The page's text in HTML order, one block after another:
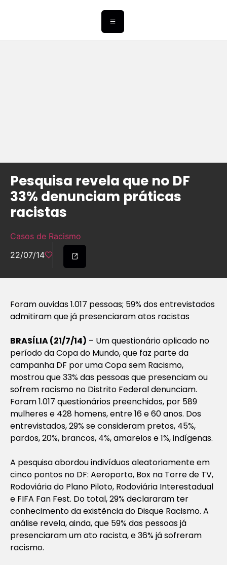
Pesquisa revela que no DF
33% denunciam práticas
racistas
Casos de Racismo
22/07/14
Foram ouvidas 1.017 pessoas; 59% dos entrevistados
admitiram que já presenciaram atos racistas
BRASÍLIA (21/7/14) – Um questionário aplicado no
período da Copa do Mundo, que faz parte da
campanha DF por uma Copa sem Racismo,
mostrou que 33% das pessoas que presenciam ou
sofrem racismo no Distrito Federal denunciam.
Foram 1.017 questionários preenchidos, por 589
mulheres e 428 homens, entre 16 e 60 anos. Dos
entrevistados, 29% se consideram pretos, 45%,
pardos, 20%, brancos, 4%, amarelos e 1%, indígenas.
A pesquisa abordou indivíduos aleatoriamente em
cinco pontos no DF: Aeroporto, Box na Torre de TV,
Rodoviária do Plano Piloto, Rodoviária Interestadual
e FIFA Fan Fest. Do total, 29% declararam ter
conhecimento da existência do Disque Racismo. A
análise revela, ainda, que 59% das pessoas já
presenciaram um ato racista, e 36% já sofreram
racismo.